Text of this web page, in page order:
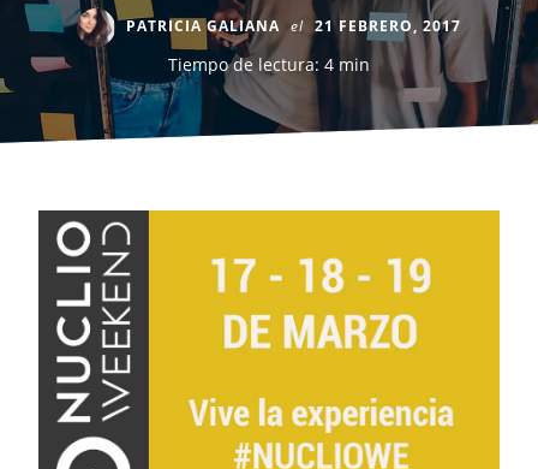
PATRICIA GALIANA el 21 FEBRERO, 2017
Tiempo de lectura: 4 min